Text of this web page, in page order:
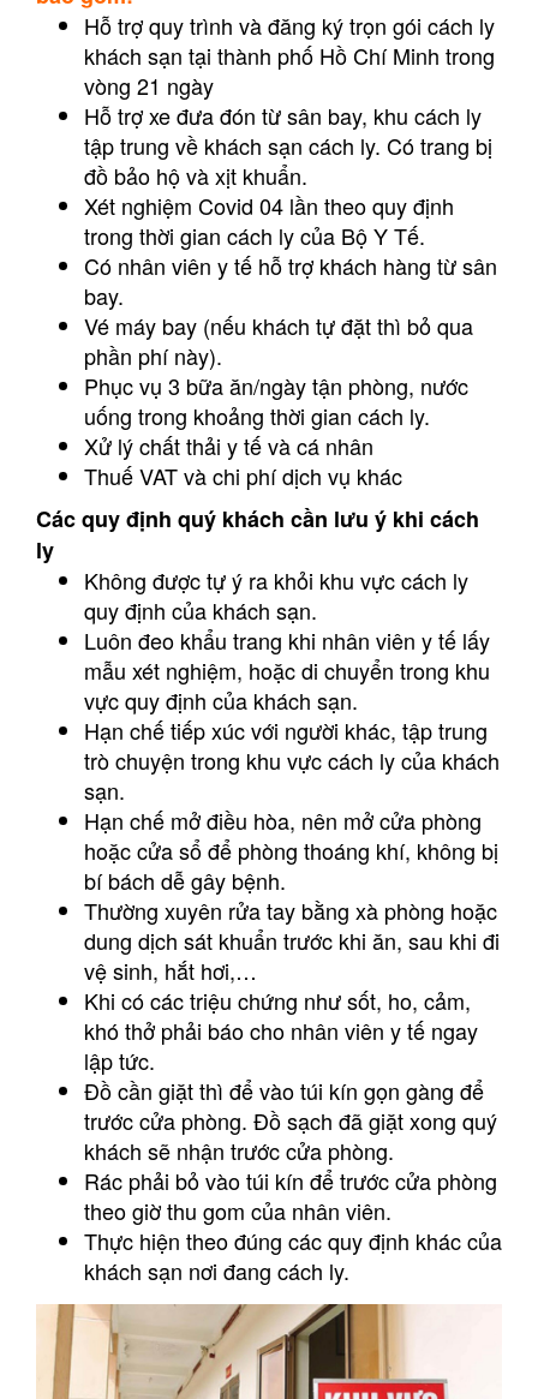
Hỗ trợ quy trình và đăng ký trọn gói cách ly
khách sạn tại thành phố Hồ Chí Minh trong
vòng 21 ngày
Hỗ trợ xe đưa đón từ sân bay, khu cách ly
tập trung về khách sạn cách ly. Có trang bị
đồ bảo hộ và xịt khuẩn.
Xét nghiệm Covid 04 lần theo quy định
trong thời gian cách ly của Bộ Y Tế.
Có nhân viên y tế hỗ trợ khách hàng từ sân
bay.
Vé máy bay (nếu khách tự đặt thì bỏ qua
phần phí này).
Phục vụ 3 bữa ăn/ngày tận phòng, nước
uống trong khoảng thời gian cách ly.
Xử lý chất thải y tế và cá nhân
Thuế VAT và chi phí dịch vụ khác
Các quy định quý khách cần lưu ý khi cách
ly
Không được tự ý ra khỏi khu vực cách ly
quy định của khách sạn.
Luôn đeo khẩu trang khi nhân viên y tế lấy
mẫu xét nghiệm, hoặc di chuyển trong khu
vực quy định của khách sạn.
Hạn chế tiếp xúc với người khác, tập trung
trò chuyện trong khu vực cách ly của khách
sạn.
Hạn chế mở điều hòa, nên mở cửa phòng
hoặc cửa sổ để phòng thoáng khí, không bị
bí bách dễ gây bệnh.
Thường xuyên rửa tay bằng xà phòng hoặc
dung dịch sát khuẩn trước khi ăn, sau khi đi
vệ sinh, hắt hơi,…
Khi có các triệu chứng như sốt, ho, cảm,
khó thở phải báo cho nhân viên y tế ngay
lập tức.
Đồ cần giặt thì để vào túi kín gọn gàng để
trước cửa phòng. Đồ sạch đã giặt xong quý
khách sẽ nhận trước cửa phòng.
Rác phải bỏ vào túi kín để trước cửa phòng
theo giờ thu gom của nhân viên.
Thực hiện theo đúng các quy định khác của
khách sạn nơi đang cách ly.